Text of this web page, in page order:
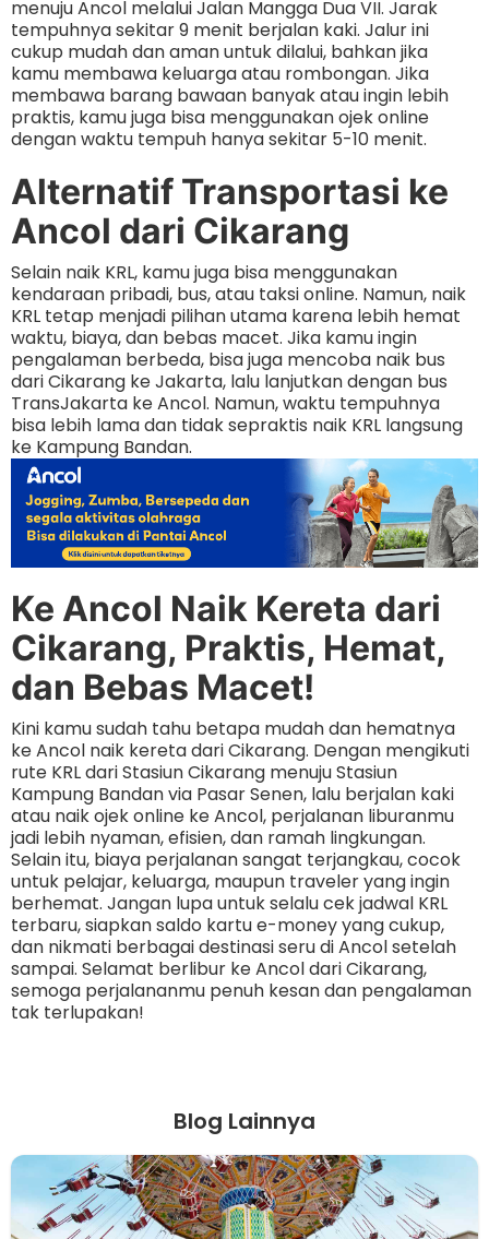
menuju Ancol melalui Jalan Mangga Dua VII. Jarak
tempuhnya sekitar 9 menit berjalan kaki. Jalur ini
cukup mudah dan aman untuk dilalui, bahkan jika
kamu membawa keluarga atau rombongan. Jika
membawa barang bawaan banyak atau ingin lebih
praktis, kamu juga bisa menggunakan ojek online
dengan waktu tempuh hanya sekitar 5-10 menit.
Alternatif Transportasi ke
Ancol dari Cikarang
Selain naik KRL, kamu juga bisa menggunakan
kendaraan pribadi, bus, atau taksi online. Namun, naik
KRL tetap menjadi pilihan utama karena lebih hemat
waktu, biaya, dan bebas macet. Jika kamu ingin
pengalaman berbeda, bisa juga mencoba naik bus
dari Cikarang ke Jakarta, lalu lanjutkan dengan bus
TransJakarta ke Ancol. Namun, waktu tempuhnya
bisa lebih lama dan tidak sepraktis naik KRL langsung
ke Kampung Bandan.
Ke Ancol Naik Kereta dari
Cikarang, Praktis, Hemat,
dan Bebas Macet!
Kini kamu sudah tahu betapa mudah dan hematnya
ke Ancol naik kereta dari Cikarang. Dengan mengikuti
rute KRL dari Stasiun Cikarang menuju Stasiun
Kampung Bandan via Pasar Senen, lalu berjalan kaki
atau naik ojek online ke Ancol, perjalanan liburanmu
jadi lebih nyaman, efisien, dan ramah lingkungan.
Selain itu, biaya perjalanan sangat terjangkau, cocok
untuk pelajar, keluarga, maupun traveler yang ingin
berhemat. Jangan lupa untuk selalu cek jadwal KRL
terbaru, siapkan saldo kartu e-money yang cukup,
dan nikmati berbagai destinasi seru di Ancol setelah
sampai. Selamat berlibur ke Ancol dari Cikarang,
semoga perjalananmu penuh kesan dan pengalaman
tak terlupakan!
Blog Lainnya